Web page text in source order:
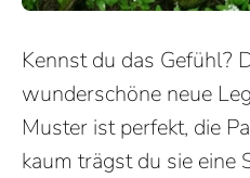
Kennst du das Gefühl?
wunderschöne neue
Muster ist perfekt, die
kaum trägst du sie eine